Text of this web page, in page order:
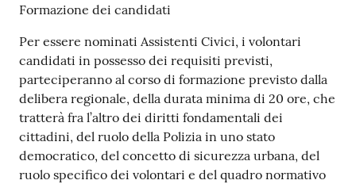
Formazione dei candidati
Per essere nominati Assistenti Civici, i volontari
candidati in possesso dei requisiti previsti,
parteciperanno al corso di formazione previsto dalla
delibera regionale, della durata minima di 20 ore, che
tratterà fra l’altro dei diritti fondamentali dei
cittadini, del ruolo della Polizia in uno stato
democratico, del concetto di sicurezza urbana, del
ruolo specifico dei volontari e del quadro normativo